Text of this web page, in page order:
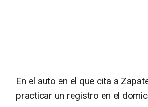
En el auto en el que cita a
practicar un registro en el